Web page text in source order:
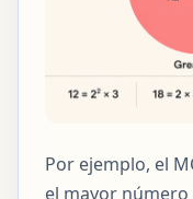
Por ejemplo, el
el mayor número